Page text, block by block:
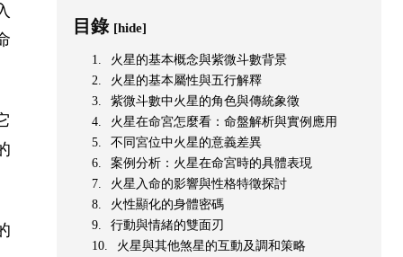
目錄 [hide]
火星的基本概念與紫微斗數背景
火星的基本屬性與五行解釋
紫微斗數中火星的角色與傳統象徵
火星在命宮怎麼看：命盤解析與實例應用
不同宮位中火星的意義差異
案例分析：火星在命宮時的具體表現
火星入命的影響與性格特徵探討
火性顯化的身體密碼
行動與情緒的雙面刃
火星與其他煞星的互動及調和策略